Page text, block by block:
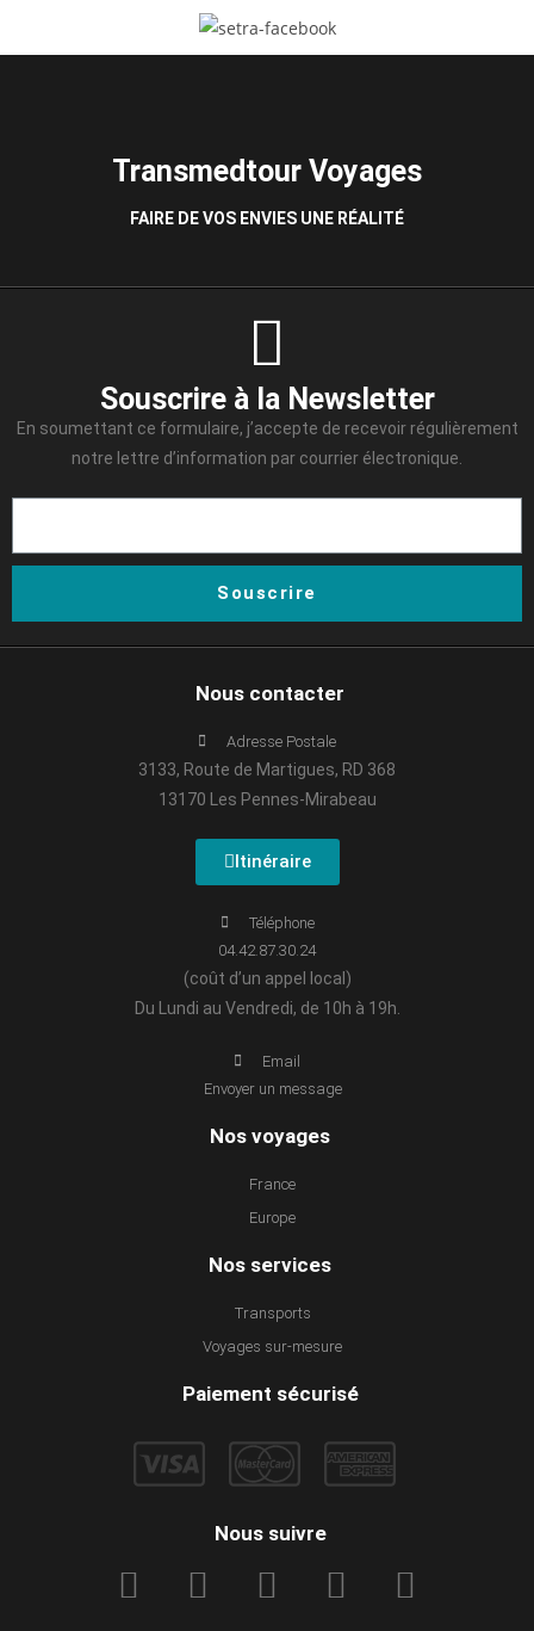
Transmedtour Voyages
FAIRE DE VOS ENVIES UNE RÉALITÉ
Souscrire à la Newsletter
En soumettant ce formulaire, j’accepte de recevoir régulièrement
notre lettre d’information par courrier électronique.
Souscrire
Nous contacter
Adresse Postale
3133, Route de Martigues, RD 368
13170 Les Pennes-Mirabeau
Itinéraire
Téléphone
04.42.87.30.24
(coût d’un appel local)
Du Lundi au Vendredi, de 10h à 19h.
Email
Envoyer un message
Nos voyages
France
Europe
Nos services
Transports
Voyages sur-mesure
Paiement sécurisé
Nous suivre